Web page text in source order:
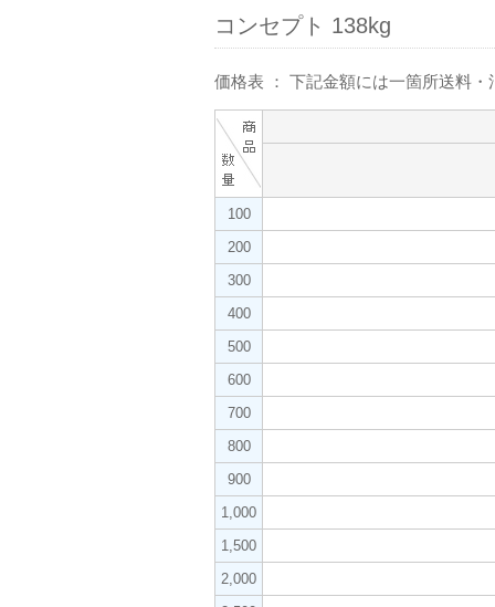
コンセプト 138kg
価格表 ： 下記金額には一箇所送料
100
200
300
400
500
600
700
800
900
1,000
1,500
2,000